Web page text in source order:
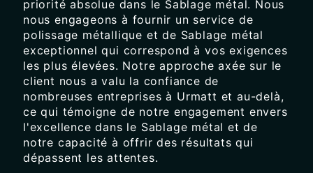
priorité absolue dans le Sablage métal. Nous
nous engageons à fournir un service de
polissage métallique et de Sablage métal
exceptionnel qui correspond à vos exigences
les plus élevées. Notre approche axée sur le
client nous a valu la confiance de
nombreuses entreprises à Urmatt et au-delà,
ce qui témoigne de notre engagement envers
l'excellence dans le Sablage métal et de
notre capacité à offrir des résultats qui
dépassent les attentes.